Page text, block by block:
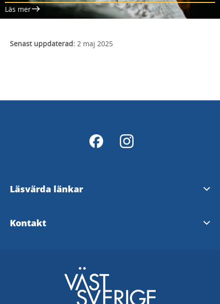
Läs mer
Senast uppdaterad: 2 maj 2025
Läsvärda länkar
Digital Markbroschyr
Kontakt